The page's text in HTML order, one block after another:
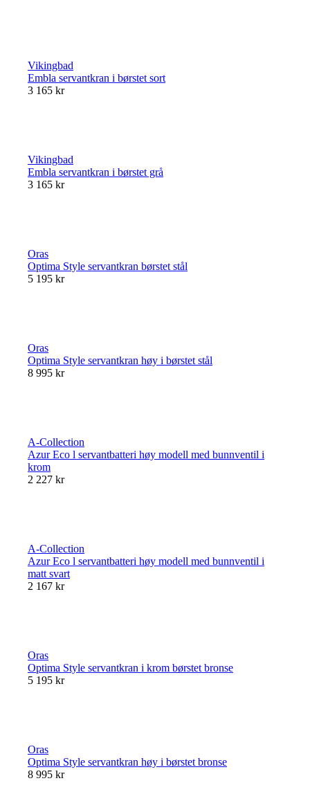
Vikingbad
Embla servantkran i børstet sort
3 165 kr
Vikingbad
Embla servantkran i børstet grå
3 165 kr
Oras
Optima Style servantkran børstet stål
5 195 kr
Oras
Optima Style servantkran høy i børstet stål
8 995 kr
A-Collection
Azur Eco l servantbatteri høy modell med bunnventil i
krom
2 227 kr
A-Collection
Azur Eco l servantbatteri høy modell med bunnventil i
matt svart
2 167 kr
Oras
Optima Style servantkran i krom børstet bronse
5 195 kr
Oras
Optima Style servantkran høy i børstet bronse
8 995 kr